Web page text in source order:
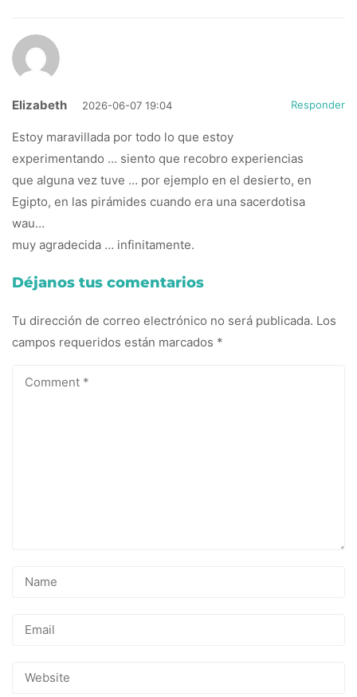
Elizabeth 2026-06-07 19:04 Responder
Estoy maravillada por todo lo que estoy
experimentando … siento que recobro experiencias
que alguna vez tuve … por ejemplo en el desierto, en
Egipto, en las pirámides cuando era una sacerdotisa
wau…
muy agradecida … infinitamente.
Déjanos tus comentarios
Tu dirección de correo electrónico no será publicada. Los
campos requeridos están marcados *